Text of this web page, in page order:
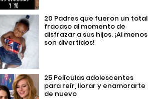
20 Padres que fueron un total
fracaso al momento de
disfrazar a sus hijos. ¡Al menos
son divertidos!
25 Películas adolescentes
para reír, llorar y enamorarte
de nuevo